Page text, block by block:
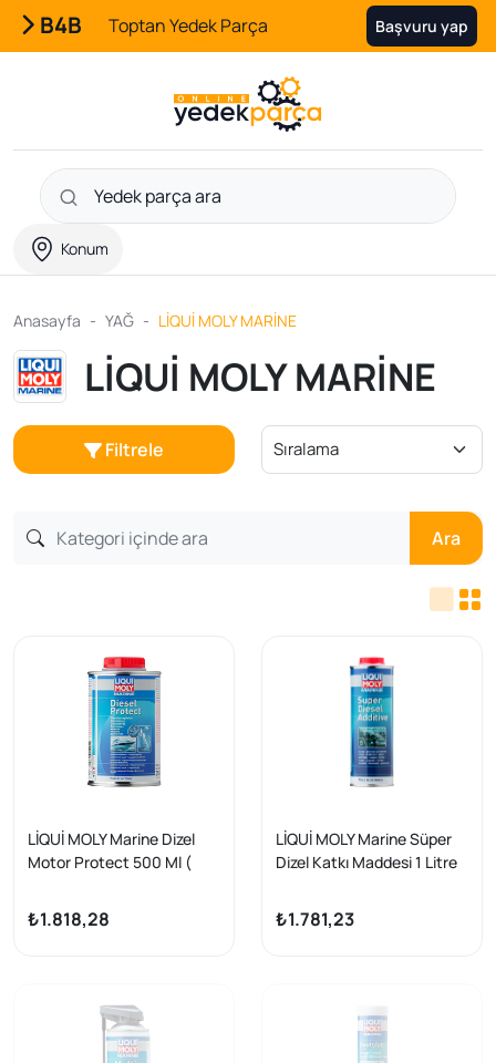
B4B Toptan Yedek Parça Başvuru yap
Konum
Anasayfa YAĞ LİQUİ MOLY MARİNE
LİQUİ MOLY MARİNE
Filtrele
Ara
LİQUİ MOLY Marine Dizel
Motor Protect 500 Ml (
₺1.818,28
LİQUİ MOLY Marine Süper
Dizel Katkı Maddesi 1 Litre
₺1.781,23